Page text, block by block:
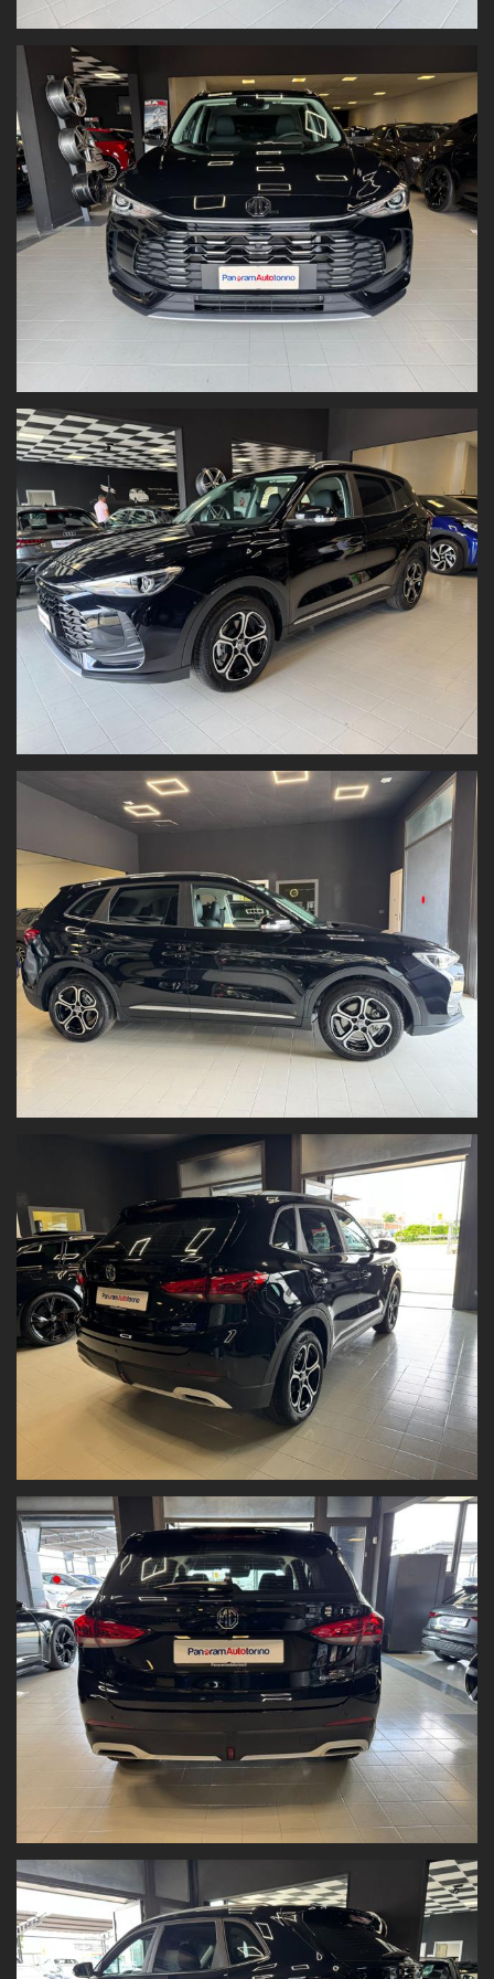
promozione Panoramauto Torino S.r.l.che ti garantisce uno
sconto extra di 2000€
Valutiamo il tuo usato!
Vuoi permutare la tua vettura o venderla?
Inviacifoto e dati direttamente dal nostro sito:
www.panoramautotorino.it→ sezione “Acquistiamo il tuo
usato”
Ti aspettiamo in Strada Settimo 364, Torino, di fronte al centro
commerciale Panorama.
Nota bene:
Tutti i dati tecnici e gli accessori del veicolo sono riportati con la
massima accuratezza possibile. Tuttavia, le informazioni hanno
valore indicativoenon costituiscono vincolo contrattuale
Fogli informativi disponibili in sede.